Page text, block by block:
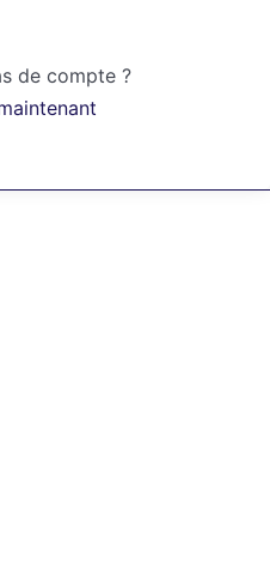
de compte ?